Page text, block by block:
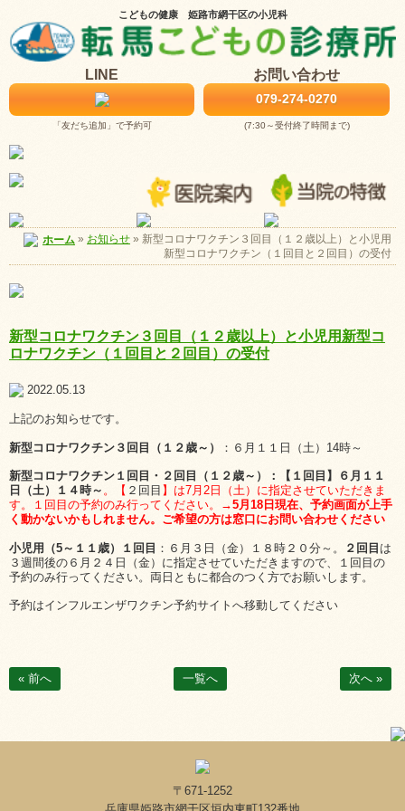
こどもの健康 姫路市網干区の小児科
LINE
「友だち追加」で予約可
お問い合わせ
079-274-0270
(7:30～受付終了時間まで)
ホーム » お知らせ » 新型コロナワクチン３回目（１２歳以上）と小児用
新型コロナワクチン（１回目と２回目）の受付
新型コロナワクチン３回目（１２歳以上）と小児用新型コ
ロナワクチン（１回目と２回目）の受付
2022.05.13
上記のお知らせです。
新型コロナワクチン３回目（１２歳～） ：６月１１日（土）14時～
新型コロナワクチン１回目・２回目（１２歳～）：【 １回目 】６月１１
日（土）１４時～ 。【 ２回目 】は7月2日（土）に指定させていただきま
す。１回目の予約のみ行ってください。
→5月18日現在、予約画面が上手
く動かないかもしれません。ご希望の方は窓口にお問い合わせください
小児用（5～１１歳）１回目 ：６月３日（金）１８時２０分～。 ２回目 は
３週間後の６月２４日（金）に指定させていただきますので、１回目の
予約のみ行ってください。両日ともに都合のつく方でお願いします。
予約はインフルエンザワクチン予約サイトへ移動してください
« 前へ 一覧へ 次へ »
〒671-1252